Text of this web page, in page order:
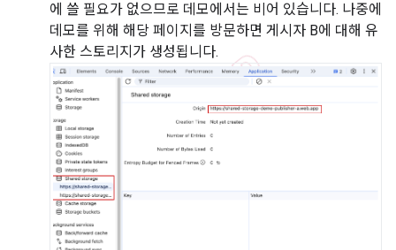
에 쓸 필요가 없으므로 데모에서는 비어 있습니다. 나중에
데모를 위해 해당 페이지를 방문하면 게시자 B에 대해 유
사한 스토리지가 생성됩니다.